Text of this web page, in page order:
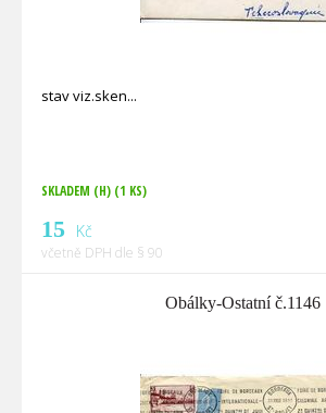
stav viz.sken
SKLADEM (H) (1 KS)
15 Kč
včetně DPH dle § 90
Obálky-Ostatní č.1146